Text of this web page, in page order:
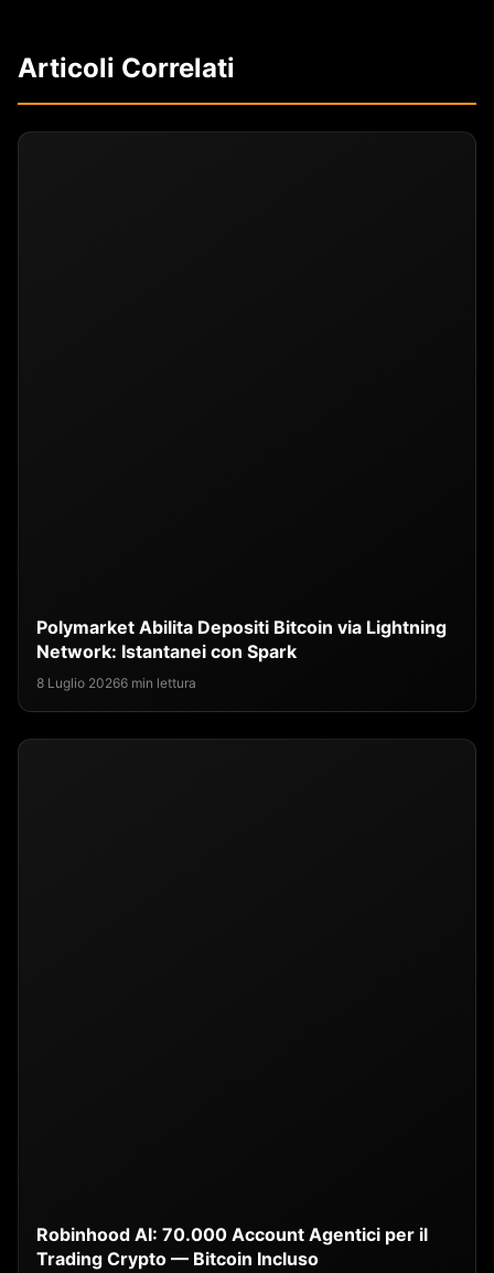
Articoli Correlati
Polymarket Abilita Depositi Bitcoin via Lightning
Network: Istantanei con Spark
8 Luglio 20266 min lettura
Robinhood AI: 70.000 Account Agentici per il
Trading Crypto — Bitcoin Incluso